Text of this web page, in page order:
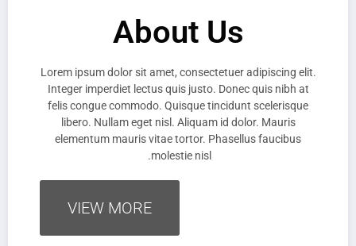
About Us
Lorem ipsum dolor sit amet, consectetuer adipiscing elit.
Integer imperdiet lectus quis justo. Donec quis nibh at
felis congue commodo. Quisque tincidunt scelerisque
libero. Nullam eget nisl. Aliquam id dolor. Mauris
elementum mauris vitae tortor. Phasellus faucibus
molestie nisl.
VIEW MORE